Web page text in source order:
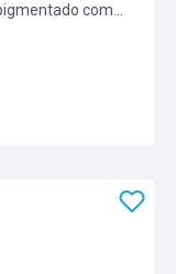
com